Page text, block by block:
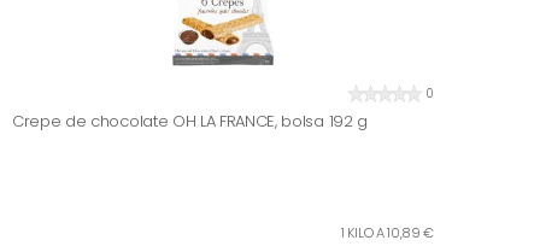
0
Crepe de chocolate OH LA FRANCE, bolsa 192 g
1 KILO A 10,89 €